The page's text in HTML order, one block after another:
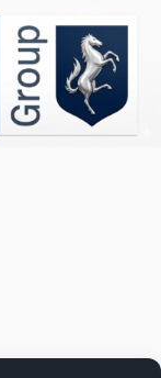
page
du